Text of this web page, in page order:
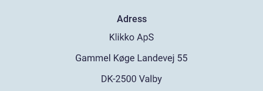
Adress